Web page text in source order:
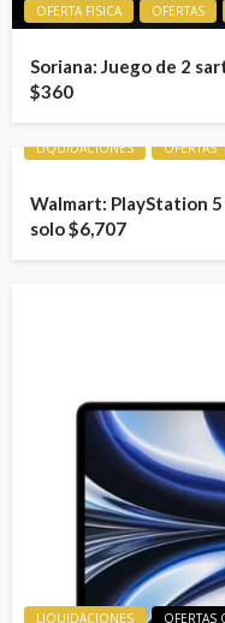
OFERTA FISICA OFERTAS
Soriana: Juego de 2
$360
LIQUIDACIONES OFERTAS
Walmart: PlayStation
solo $6,707
LIQUIDACIONES OFERTAS